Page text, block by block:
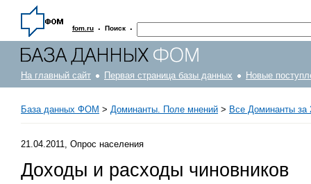
fom.ru · Поиск ·
На главный сайт Первая страница базы данных Новые
База данных ФОМ > Доминанты. Поле мнений > Все Доминанты за
21.04.2011, Опрос населения
Доходы и расходы чиновников